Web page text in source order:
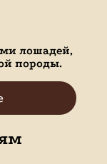
лошадей,
породы.